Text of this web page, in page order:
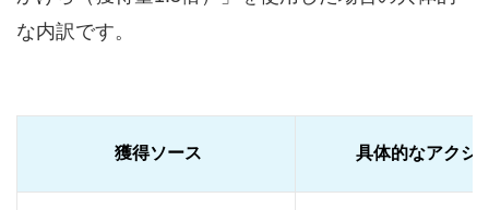
な内訳です。
獲得ソース 具体的なアクシ